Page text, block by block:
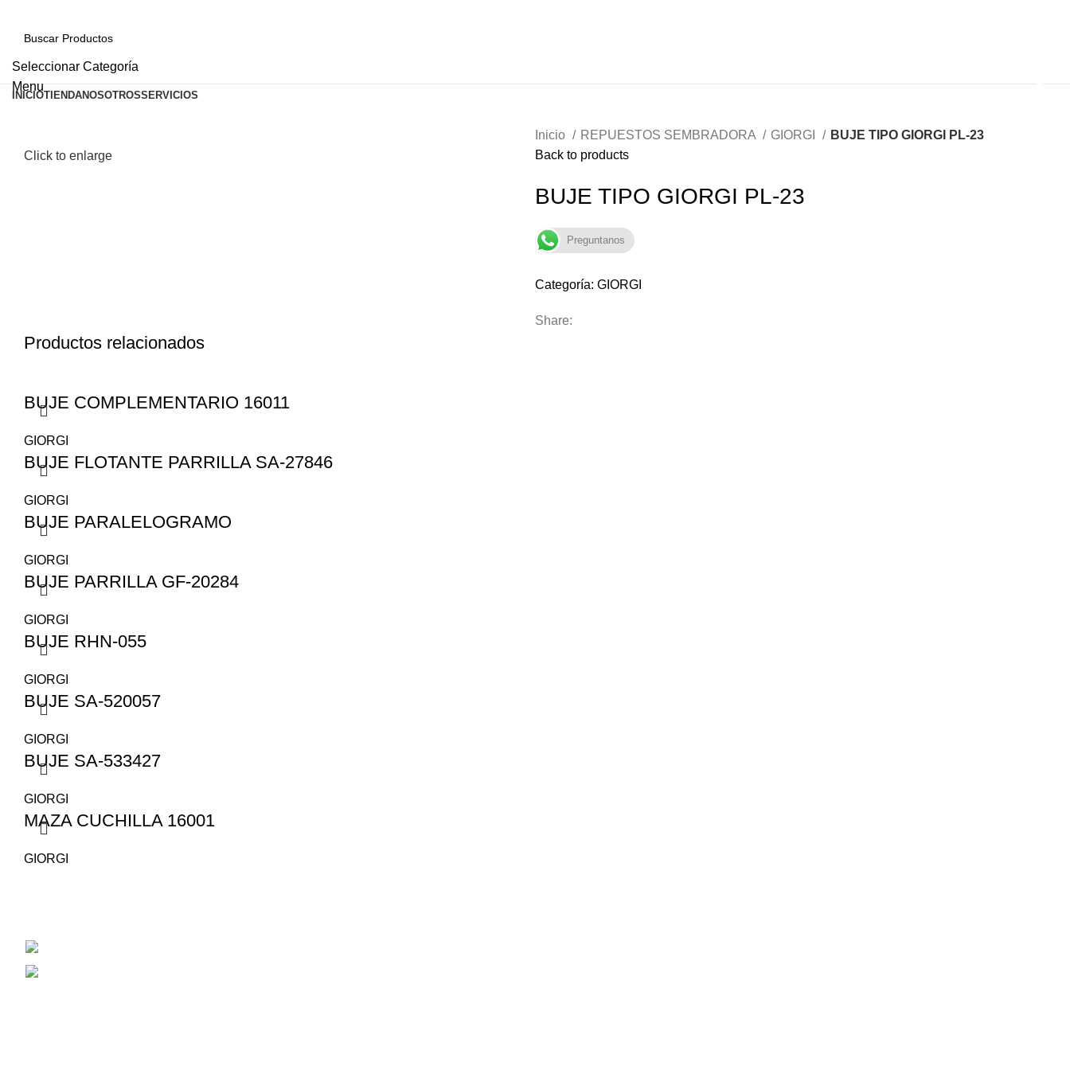
Seleccionar Categoría
Menu
INICIOTIENDANOSOTROSSERVICIOS
Click to enlarge
Inicio REPUESTOS SEMBRADORA GIORGI
BUJE TIPO GIORGI PL-23
Back to products
BUJE TIPO GIORGI PL-23
Preguntanos
Categoría: GIORGI
Share:
Productos relacionados
BUJE COMPLEMENTARIO 16011
GIORGI
BUJE FLOTANTE PARRILLA SA-27846
GIORGI
BUJE PARALELOGRAMO
GIORGI
BUJE PARRILLA GF-20284
GIORGI
BUJE RHN-055
GIORGI
BUJE SA-520057
GIORGI
BUJE SA-533427
GIORGI
MAZA CUCHILLA 16001
GIORGI